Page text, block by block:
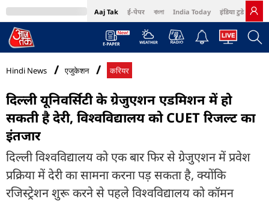
Aaj Tak ई-पेपर বাংলা India Today इंडिया टुडे हिंदी
MumbaiTak Cosmopolitan Harper's Bazaar Northeast
Hindi News एजुकेशन करियर
दिल्ली यूनिवर्सिटी के ग्रेजुएशन एडमिशन में हो
सकती है देरी, विश्वविद्यालय को CUET रिजल्ट का
इंतजार
दिल्ली विश्वविद्यालय को एक बार फिर से ग्रेजुएशन में प्रवेश
प्रक्रिया में देरी का सामना करना पड़ सकता है, क्योंकि
रजिस्ट्रेशन शुरू करने से पहले विश्वविद्यालय को कॉमन